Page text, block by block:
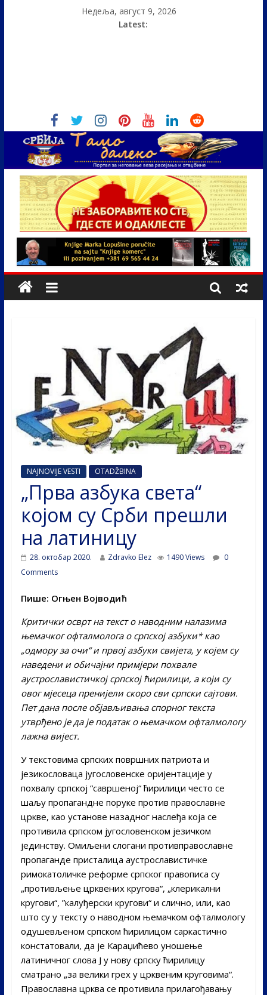
Недеља, август 9, 2026
Latest:
NAJNOVIJE VESTI OTADŽBINA
„Прва азбука света“
којом су Срби прешли
на латиницу
28. октобар 2020. Zdravko Elez 1490 Views
0
Comments
Пише: Огњен Војводић
Критички осврт на текст о наводним налазима
њемачког офталмолога о српској азбуки* као
„одмору за очи“ и првој азбуки свијета, у којем су
наведени и обичајни примјери похвале
аустрославистичкој српској ћирилици, а који су
овог мјесеца пренијели скоро сви српски сајтови.
Пет дана после објављивања спорног текста
утврђено је да је податак о њемачком офталмологу
лажна вијест.
У текстовима српских површних патриота и
језикословаца југословенске оријентације у
похвалу српској “савршеној“ ћирилици често се
шаљу пропагандне поруке против православне
цркве, као установе назадног наслеђа која се
противила српском југословенском језичком
јединству. Омиљени слогани противправославне
пропаганде присталица аустрославистичке
римокатоличке реформе српског правописа су
„противљење црквених кругова“, „клерикални
кругови“, ”калуђерски кругови“ и слично, или, као
што су у тексту о наводном њемачком офталмологу
одушевљеном српском ћирилицом саркастично
констатовали, да је Караџићево уношење
латиничног слова Ј у нову српску ћирилицу
сматрано „за велики грех у црквеним круговима“.
Православна црква се противила прилагођавању